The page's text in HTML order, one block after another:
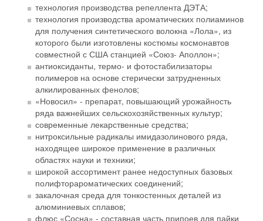
технология производства репеллента ДЭТА;
технология производства ароматических полиаминов
для получения синтетического волокна «Лола», из
которого были изготовлены костюмы космонавтов
совместной с США станцией «Союз- Аполлон»;
антиоксиданты, термо- и фотостабилизаторы
полимеров на основе стерически затрудненных
алкилированных фенолов;
«Новосил» - препарат, повышающий урожайность
ряда важнейших сельскохозяйственных культур;
современные лекарственные средства;
нитроксильные радикалы имидазолинового ряда,
находящее широкое применение в различных
областях науки и техники;
широкой ассортимент ранее недоступных базовых
полифторароматических соединений;
закалочная среда для тонкостенных деталей из
алюминиевых сплавов;
флюс «Сосна» - составная часть припоев для пайки